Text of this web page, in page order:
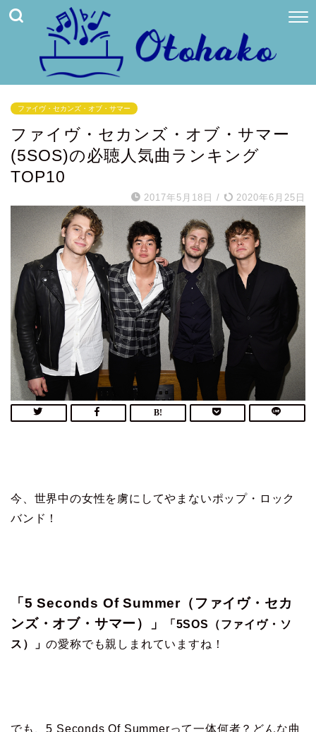
ファイヴ・セカンズ・オブ・サマー
ファイヴ・セカンズ・オブ・サマー
(5SOS)の必聴人気曲ランキング
TOP10
2017年5月18日 / 2020年6月25日
今、世界中の女性を虜にしてやまないポップ・ロック
バンド！
「5 Seconds Of Summer（ファイヴ・セカ
ンズ・オブ・サマー）」
「5SOS（ファイヴ・ソ
ス）」の愛称でも親しまれていますね！
でも、5 Seconds Of Summerって一体何者？どんな曲